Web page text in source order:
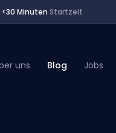
<30 Minuten Startzeit
uns Blog Jobs